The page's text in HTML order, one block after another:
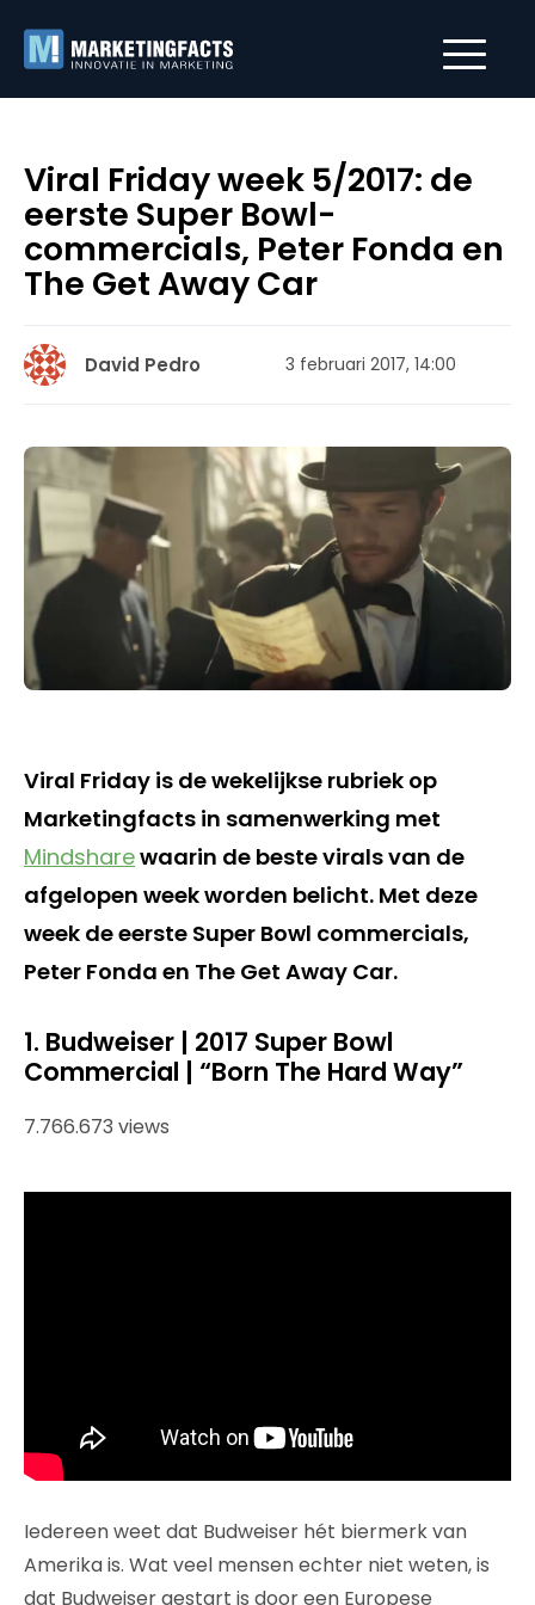
Viral Friday week 5/2017: de
eerste Super Bowl-
commercials, Peter Fonda en
The Get Away Car
David Pedro 3 februari 2017, 14:00
Viral Friday is de wekelijkse rubriek op
Marketingfacts in samenwerking met
Mindsharewaarin de beste virals van de
afgelopen week worden belicht. Met deze
week de eerste Super Bowl commercials,
Peter Fonda en The Get Away Car.
1. Budweiser | 2017 Super Bowl
Commercial | “Born The Hard Way”
7.766.673 views
Iedereen weet dat Budweiser hét biermerk van
Amerika is. Wat veel mensen echter niet weten, is
dat Budweiser gestart is door een Europese